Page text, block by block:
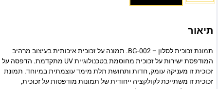
תיאור
תמונת זכוכית לסלון – BG-002. תמונה על זכוכית איכותית בעיצוב מרהיב
המודפסת ישירות על זכוכית מחוסמת בטכנולוגיית UV מתקדמת. הדפסה על
זכוכית זו מעניקה עומק, חדות ותחושת תלת מימד עוצמתית במיוחד. תמונת
זכוכית זו משתייכת לקולקציה ייחודית של תמונות מודפסות על זכוכית,